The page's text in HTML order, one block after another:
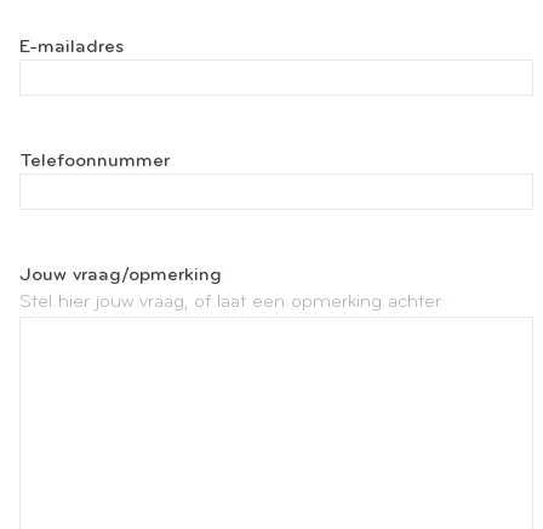
E-mailadres
Telefoonnummer
Jouw vraag/opmerking
Stel hier jouw vraag, of laat een opmerking achter